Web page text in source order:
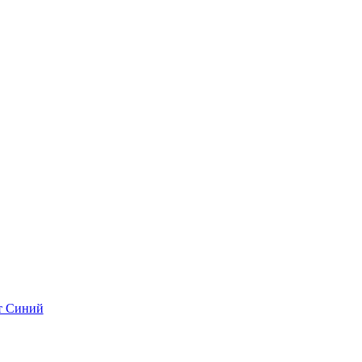
Синий